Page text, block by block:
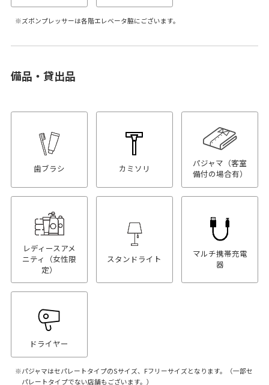
ズボンプレッサーは各階エレベータ脇にございます。
備品・貸出品
歯ブラシ カミソリ
パジャマ（客室
備付の場合有）
レディースアメ
ニティ（女性限
定）
スタンドライト
マルチ携帯充電
器
ドライヤー
パジャマはセパレートタイプのSサイズ、Fフリーサイズとなります。（一部セ
パレートタイプでない店舗もございます。）